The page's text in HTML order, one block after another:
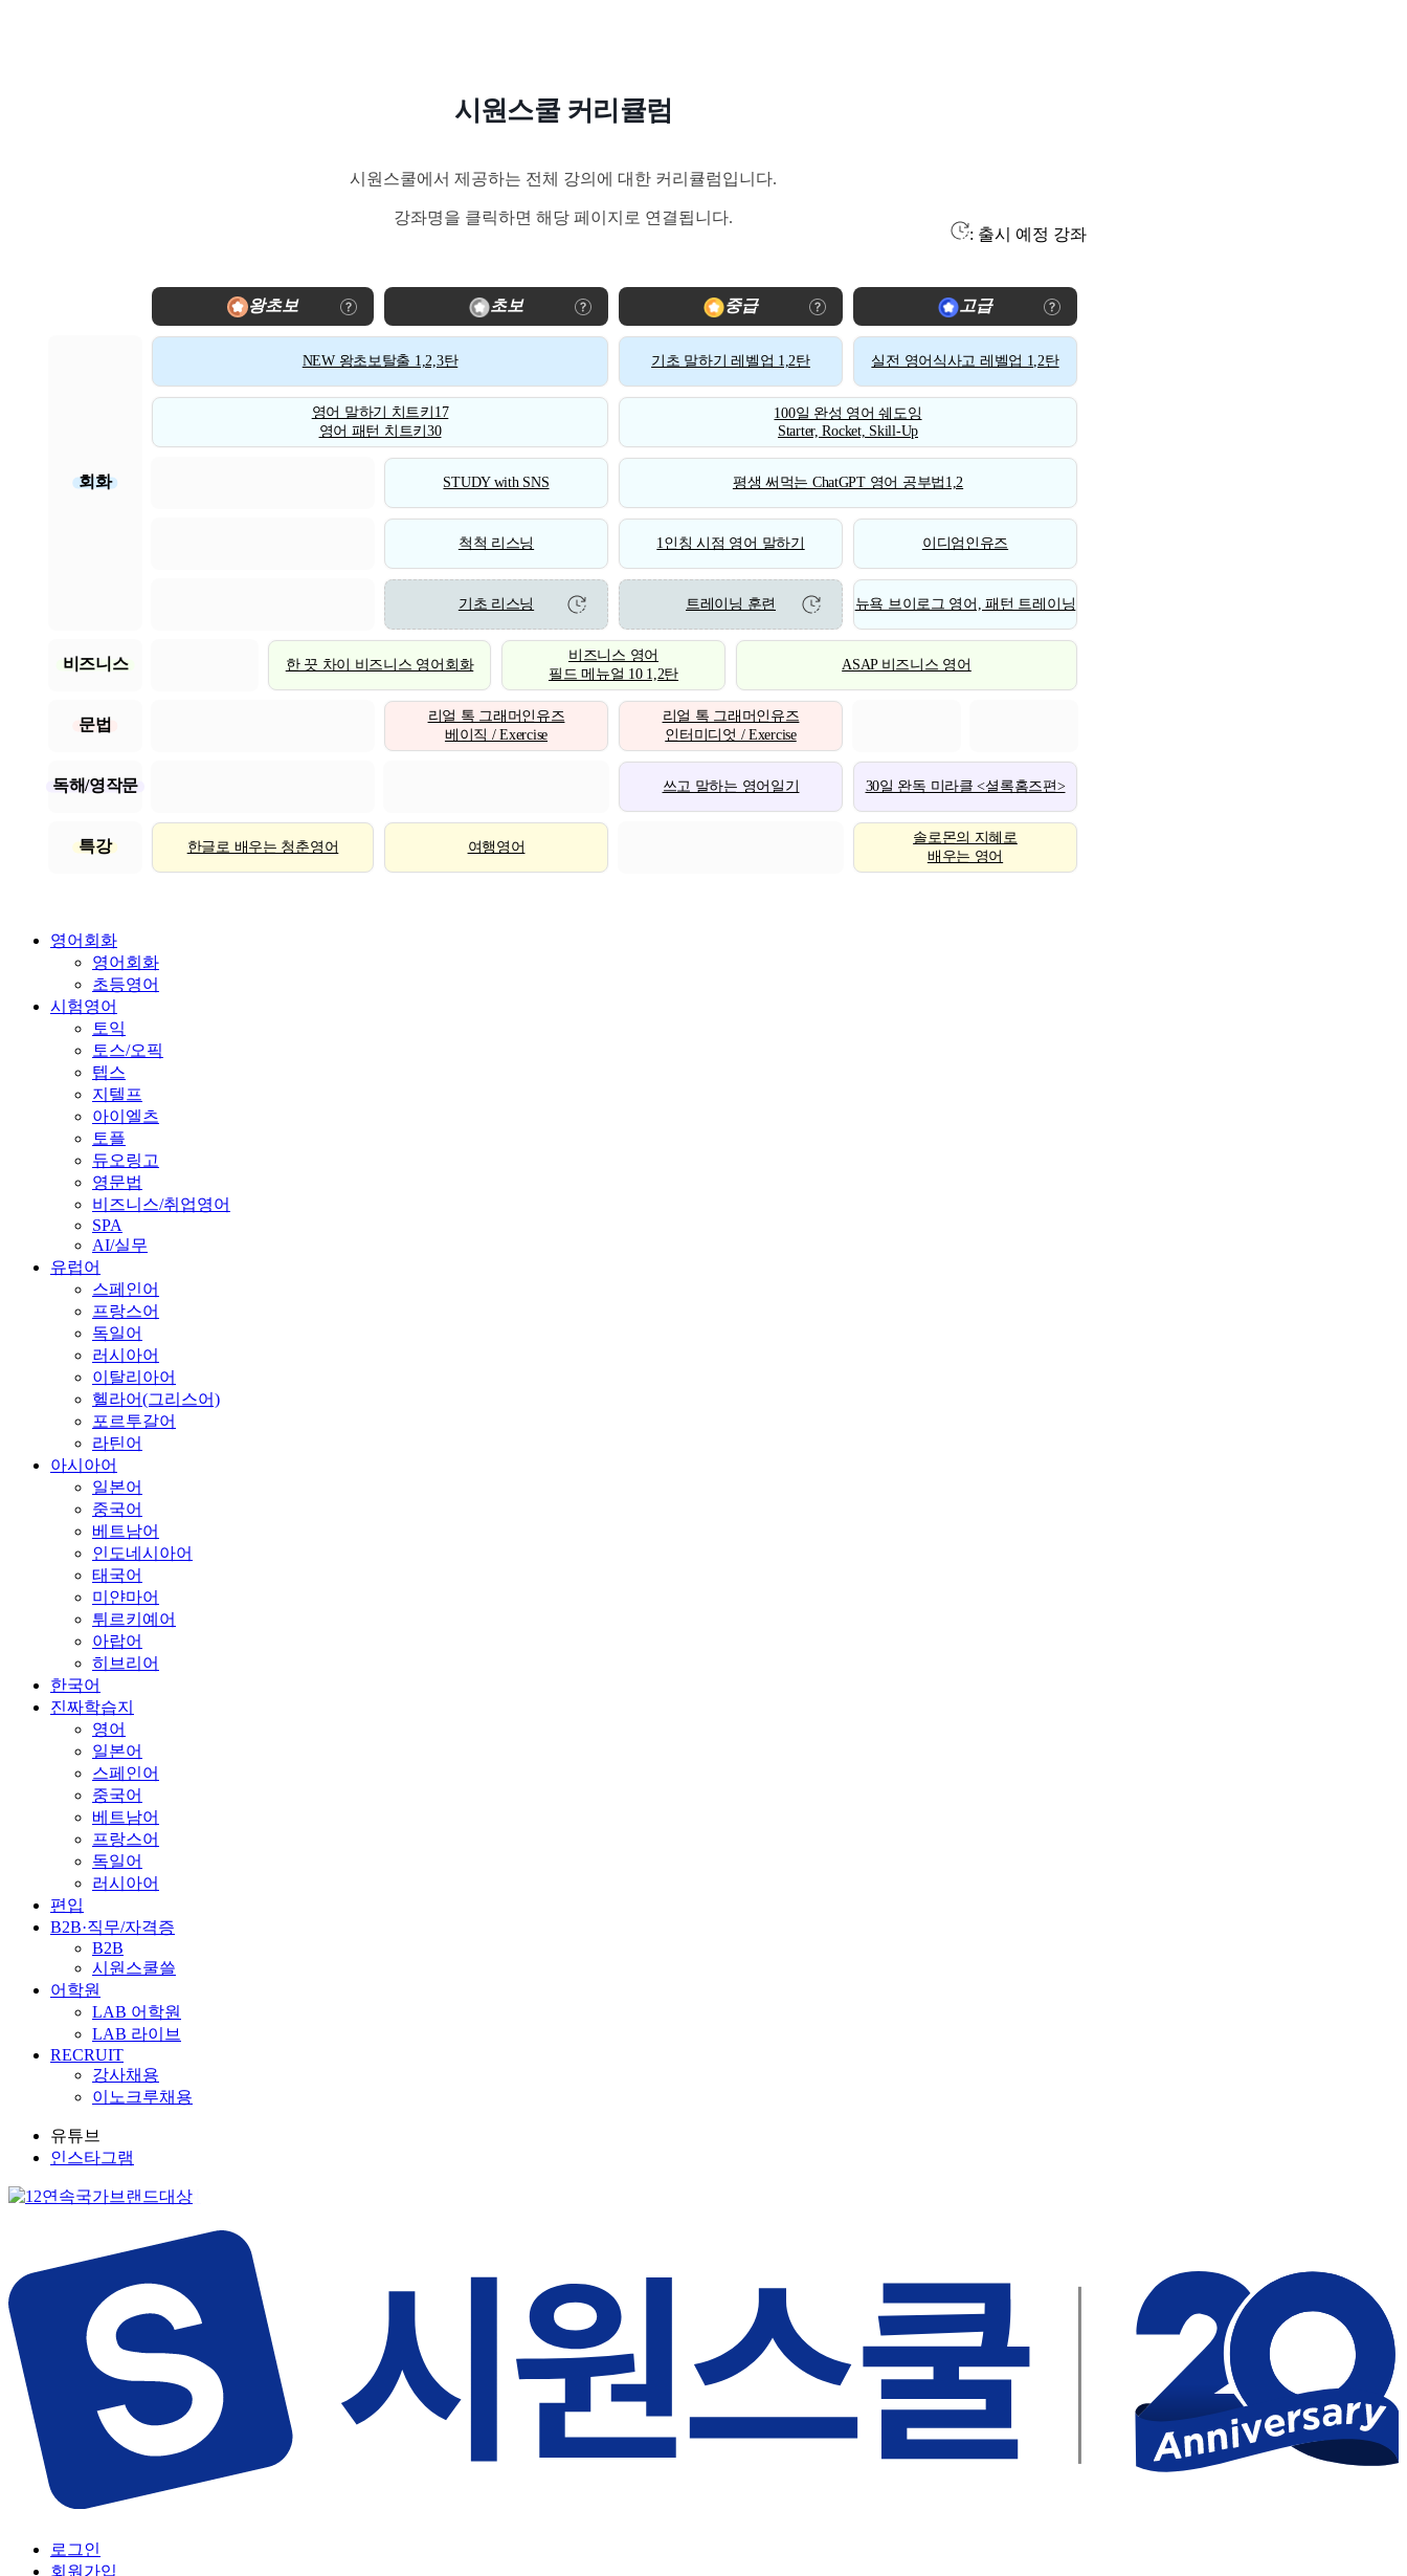
시원스쿨 커리큘럼
시원스쿨에서 제공하는 전체 강의에 대한 커리큘럼입니다.
강좌명을 클릭하면 해당 페이지로 연결됩니다.
: 출시 예정 강좌
왕초보 초보 중급 고급
회화
NEW 왕초보탈출 1,2,3탄 기초 말하기 레벨업 1,2탄 실전 영어식사고 레벨업 1,2탄
영어 말하기 치트키17
영어 패턴 치트키30
100일 완성 영어 쉐도잉
Starter, Rocket, Skill-Up
STUDY with SNS 평생 써먹는 ChatGPT 영어 공부법1,2
척척 리스닝 1인칭 시점 영어 말하기 이디엄인유즈
기초 리스닝 트레이닝 훈련 뉴욕 브이로그 영어, 패턴 트레이닝
비즈니스 한 끗 차이 비즈니스 영어회화
비즈니스 영어
필드 메뉴얼 10 1,2탄
ASAP 비즈니스 영어
문법
리얼 톡 그래머인유즈
베이직 / Exercise
리얼 톡 그래머인유즈
인터미디엇 / Exercise
독해/영작문 쓰고 말하는 영어일기 30일 완독 미라클 <셜록홈즈편>
특강 한글로 배우는 청춘영어 여행영어
솔로몬의 지혜로
배우는 영어
영어회화
영어회화
초등영어
시험영어
토익
토스/오픽
텝스
지텔프
아이엘츠
토플
듀오링고
영문법
비즈니스/취업영어
SPA
AI/실무
유럽어
스페인어
프랑스어
독일어
러시아어
이탈리아어
헬라어(그리스어)
포르투갈어
라틴어
아시아어
일본어
중국어
베트남어
인도네시아어
태국어
미얀마어
튀르키예어
아랍어
히브리어
한국어
진짜학습지
영어
일본어
스페인어
중국어
베트남어
프랑스어
독일어
러시아어
편입
B2B·직무/자격증
B2B
시원스쿨쓸
어학원
LAB 어학원
LAB 라이브
RECRUIT
강사채용
이노크루채용
유튜브
인스타그램
로그인
회원가입